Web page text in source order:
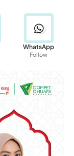
WhatsApp
Follow